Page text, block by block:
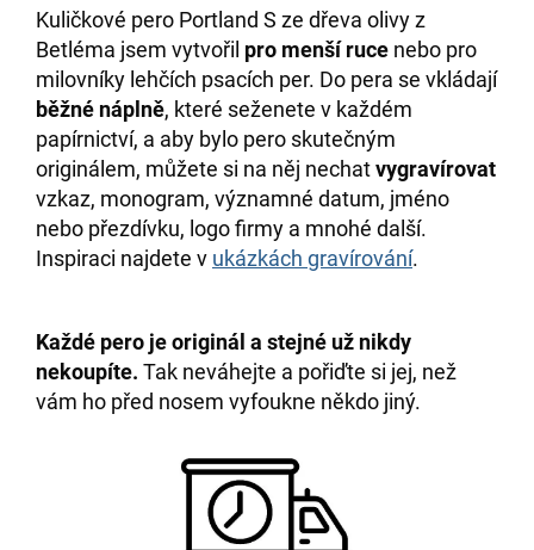
Kuličkové pero Portland S ze dřeva olivy z
Betléma jsem vytvořil pro menší ruce nebo pro
milovníky lehčích psacích per. Do pera se vkládají
běžné náplně, které seženete v každém
papírnictví, a aby bylo pero skutečným
originálem, můžete si na něj nechatvygravírovat
vzkaz, monogram, významné datum, jméno
nebo přezdívku, logo firmy a mnohé další.
Inspiraci najdete v ukázkách gravírování.
Každé pero je originál a stejné už nikdy
nekoupíte. Tak neváhejte a pořiďte si jej, než
vám ho před nosem vyfoukne někdo jiný.